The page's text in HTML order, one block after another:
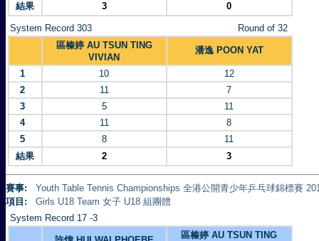
結果
3 0
System Record 303
Round of 32
區榛婷 AU TSUN TING
VIVIAN
潘逸 POON YAT
1 10
12
2
11
7
3
5
11
4
11
8
5
8
11
結果
2 3
賽事:
Youth Table Tennis Championships 全港公開青少年乒乓球錦標賽
項目:
Girls U18 Team 女子 U18 組團體
System Record 17 -3
區榛婷 AU TSUN TING